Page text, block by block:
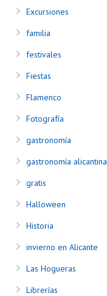
Excursiones
familia
festivales
Fiestas
Flamenco
Fotografía
gastronomía
gastronomía alicantina
gratis
Halloween
Historia
invierno en Alicante
Las Hogueras
Librerías